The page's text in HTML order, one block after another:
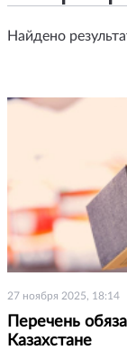
Найдено
27 ноября 2025, 18:14
Перечень
Казахстане